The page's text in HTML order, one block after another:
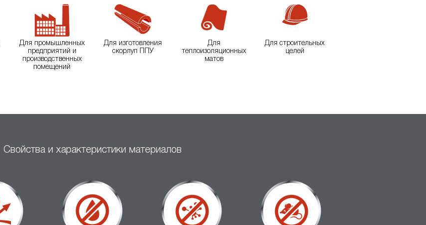
Для промышленных
предприятий и
производственных
помещений
Для изготовления
скорлуп ППУ
Для
теплоизоляционных
матов
Для строительных
целей
Свойства и характеристики материалов